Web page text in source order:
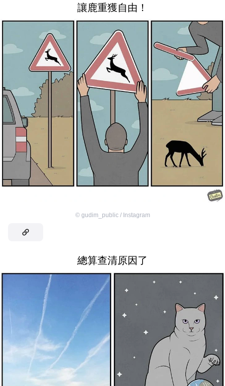
讓鹿重獲自由！
© gudim_public / Instagram
總算查清原因了